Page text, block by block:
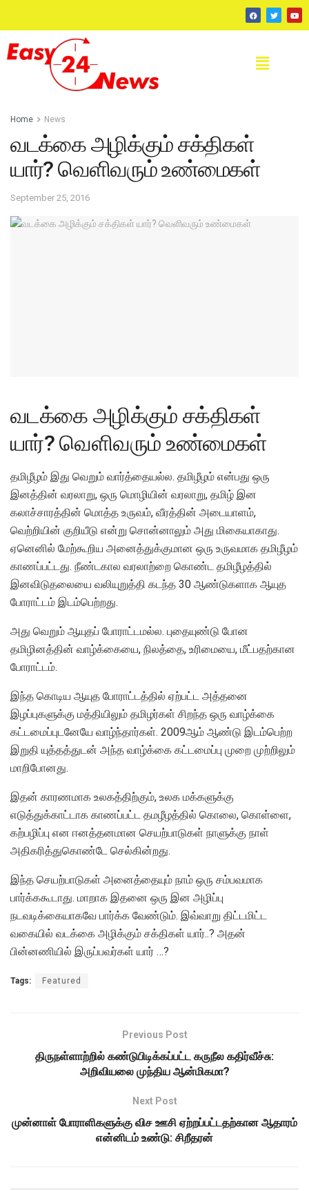
Home News
வடக்கை அழிக்கும் சக்திகள்
யார்? வெளிவரும் உண்மைகள்
September 25, 2016
வடக்கை அழிக்கும் சக்திகள்
யார்? வெளிவரும் உண்மைகள்
தமிழீழம் இது வெறும் வார்த்தையல்ல. தமிழீழம் என்பது ஒரு
இனத்தின் வரலாறு, ஒரு மொழியின் வரலாறு, தமிழ் இன
கலாச்சாரத்தின் மொத்த உருவம், வீரத்தின் அடையாளம்,
வெற்றியின் குறியீடு என்று சொன்னாலும் அது மிகையாகாது.
ஏனெனில் மேற்கூறிய அனைத்துக்குமான ஒரு உருவமாக தமிழீழம்
காணப்பட்டது. நீண்டகால வரலாற்றை கொண்ட தமிழீழத்தில்
இனவிடுதலையை வலியுறுத்தி கடந்த 30 ஆண்டுகளாக ஆயுத
போராட்டம் இடம்பெற்றது.
அது வெறும் ஆயுதப் போராட்டமல்ல. புதையுண்டு போன
தமிழினத்தின் வாழ்க்கையை, நிலத்தை, உரிமையை, மீட்பதற்கான
போராட்டம்.
இந்த கொடிய ஆயுத போராட்டத்தில் ஏற்பட்ட அத்தனை
இழப்புகளுக்கு மத்தியிலும் தமிழர்கள் சிறந்த ஒரு வாழ்க்கை
கட்டமைப்புடனேயே வாழ்ந்தார்கள். 2009ஆம் ஆண்டு இடம்பெற்ற
இறுதி யுத்தத்துடன் அந்த வாழ்க்கை கட்டமைப்பு முறை முற்றிலும்
மாறிபோனது.
இதன் காரணமாக உலகத்திற்கும், உலக மக்களுக்கு
எடுத்துக்காட்டாக காணப்பட்ட தமழீழத்தில் கொலை, கொள்ளை,
கற்பழிப்பு என ஈனத்தனமான செயற்பாடுகள் நாளுக்கு நாள்
அதிகரித்துகொண்டே செல்கின்றது.
இந்த செயற்பாடுகள் அனைத்தையும் நாம் ஒரு சம்பவமாக
பார்க்ககூடாது. மாறாக இதனை ஒரு இன அழிப்பு
நடவடிக்கையாகவே பார்க்க வேண்டும். இவ்வாறு திட்டமிட்ட
வகையில் வடக்கை அழிக்கும் சக்திகள் யார்..? அதன்
பின்னணியில் இருப்பவர்கள் யார் …?
Tags: Featured
Previous Post
திருநள்ளாற்றில் கண்டுபிடிக்கப்பட்ட கருநீல கதிர்வீச்சு:
அறிவியலை முந்திய ஆன்மிகமா?
Next Post
முன்னாள் போராளிகளுக்கு விச ஊசி ஏற்றப்பட்டதற்கான ஆதாரம்
என்னிடம் உண்டு: சிறீதரன்